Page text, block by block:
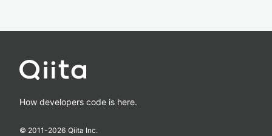
How developers code is here.
© 2011-2026 Qiita Inc.